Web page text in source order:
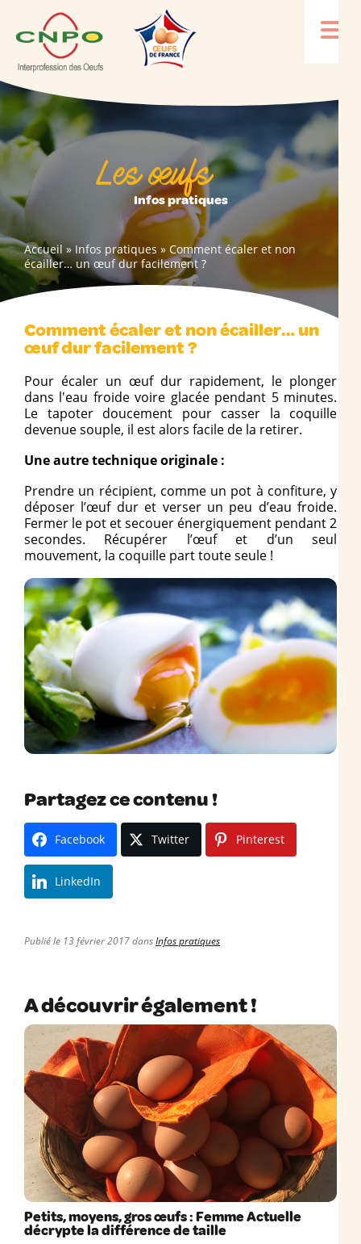
Les œufs
Infos pratiques
Accueil»Infos pratiques » Comment écaler et non
écailler… un œuf dur facilement ?
Comment écaler et non écailler… un
œuf dur facilement ?
Pour écaler un œuf dur rapidement, le plonger
dans l'eau froide voire glacée pendant 5 minutes.
Le tapoter doucement pour casser la coquille
devenue souple, il est alors facile de la retirer.
Une autre technique originale :
Prendre un récipient, comme un pot à confiture, y
déposer l’œuf dur et verser un peu d’eau froide.
Fermer le pot et secouer énergiquement pendant 2
secondes. Récupérer l’œuf et d’un seul
mouvement, la coquille part toute seule !
Partagez ce contenu !
Facebook Twitter Pinterest
LinkedIn
Publié le 13 février 2017 dansInfos pratiques
A découvrir également !
Petits, moyens, gros œufs : Femme Actuelle
décrypte la différence de taille